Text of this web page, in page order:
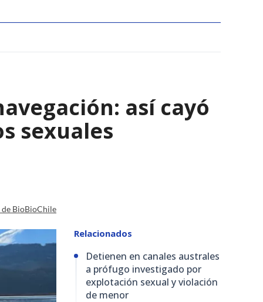
así cayó
sexuales
BioBioChile
Relacionados
Detienen en canales australes
a prófugo investigado por
explotación sexual y violación
de menor